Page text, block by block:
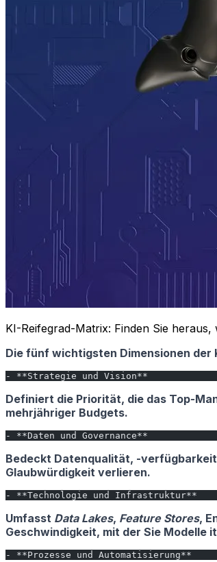
KI-Reifegrad-Matrix: Finden Sie
Die fünf wichtigsten Dimensionen der
- **Strategie und Vision**
Definiert die Priorität, die das Top-
mehrjähriger Budgets.
- **Daten und Governance**
Bedeckt Datenqualität, -
Glaubwürdigkeit verlieren.
- **Technologie und Infrastruktur**
Umfasst Data Lakes, Feature Stores,
Geschwindigkeit, mit der Sie Modelle
- **Prozesse und Automatisierung**